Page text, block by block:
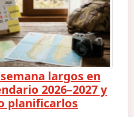
largos en
2026–2027 y
planificarlos